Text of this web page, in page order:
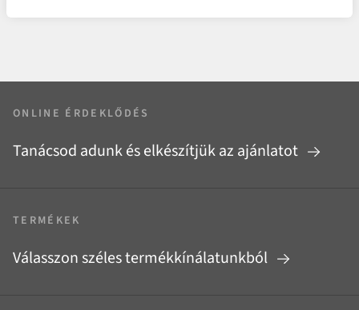
ONLINE ÉRDEKLŐDÉS
Tanácsod adunk és elkészítjük az ajánlatot
TERMÉKEK
Válasszon széles termékkínálatunkból